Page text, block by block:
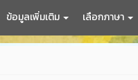
ข้อมูลเพิ่มเติม เลือกภาษา